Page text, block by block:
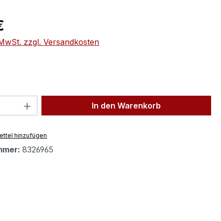
zzgl. Versandkosten
Anzahl: Gib den gewünschten Wert
In den Warenkorb
hinzufügen
8326965